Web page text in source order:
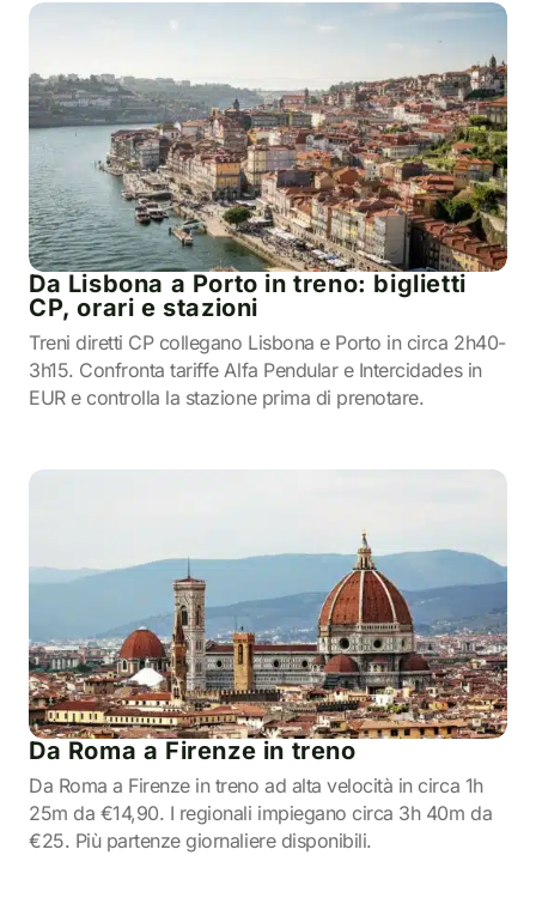
Da Lisbona a Porto in treno: biglietti
CP, orari e stazioni
Treni diretti CP collegano Lisbona e Porto in circa 2h40-
3h15. Confronta tariffe Alfa Pendular e Intercidades in
EUR e controlla la stazione prima di prenotare.
Da Roma a Firenze in treno
Da Roma a Firenze in treno ad alta velocità in circa 1h
25m da €14,90. I regionali impiegano circa 3h 40m da
€25. Più partenze giornaliere disponibili.